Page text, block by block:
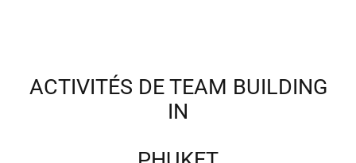
ACTIVITÉS DE TEAM BUILDING
IN